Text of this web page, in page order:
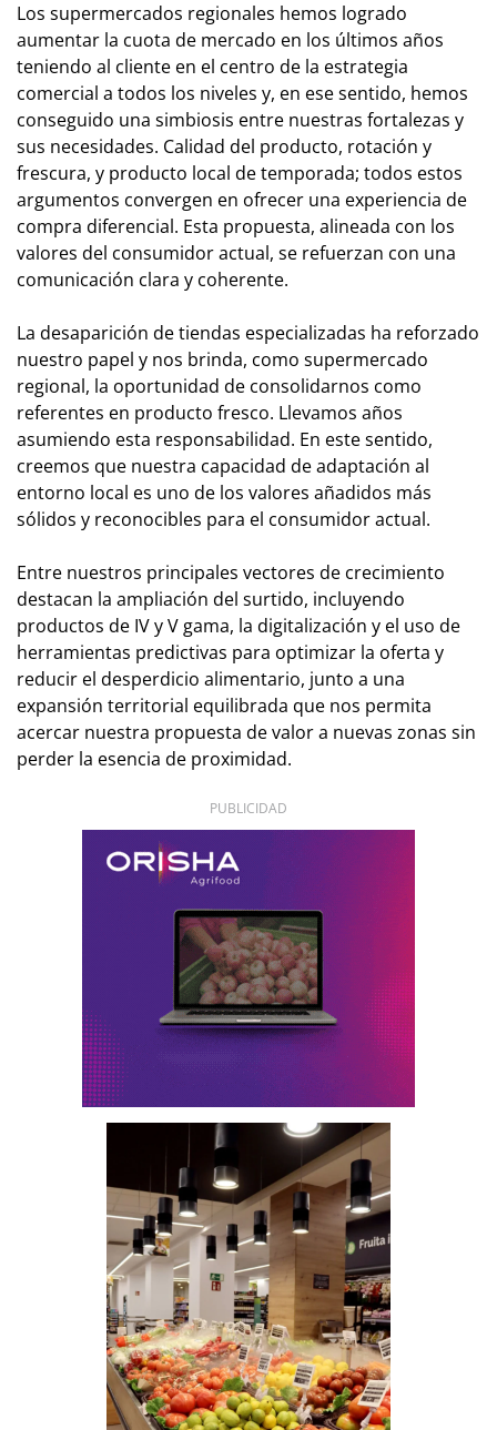
Los supermercados regionales hemos logrado
aumentar la cuota de mercado en los últimos años
teniendo al cliente en el centro de la estrategia
comercial a todos los niveles y, en ese sentido, hemos
conseguido una simbiosis entre nuestras fortalezas y
sus necesidades. Calidad del producto, rotación y
frescura, y producto local de temporada; todos estos
argumentos convergen en ofrecer una experiencia de
compra diferencial. Esta propuesta, alineada con los
valores del consumidor actual, se refuerzan con una
comunicación clara y coherente.
La desaparición de tiendas especializadas ha reforzado
nuestro papel y nos brinda, como supermercado
regional, la oportunidad de consolidarnos como
referentes en producto fresco. Llevamos años
asumiendo esta responsabilidad. En este sentido,
creemos que nuestra capacidad de adaptación al
entorno local es uno de los valores añadidos más
sólidos y reconocibles para el consumidor actual.
Entre nuestros principales vectores de crecimiento
destacan la ampliación del surtido, incluyendo
productos de IV y V gama, la digitalización y el uso de
herramientas predictivas para optimizar la oferta y
reducir el desperdicio alimentario, junto a una
expansión territorial equilibrada que nos permita
acercar nuestra propuesta de valor a nuevas zonas sin
perder la esencia de proximidad.
PUBLICIDAD